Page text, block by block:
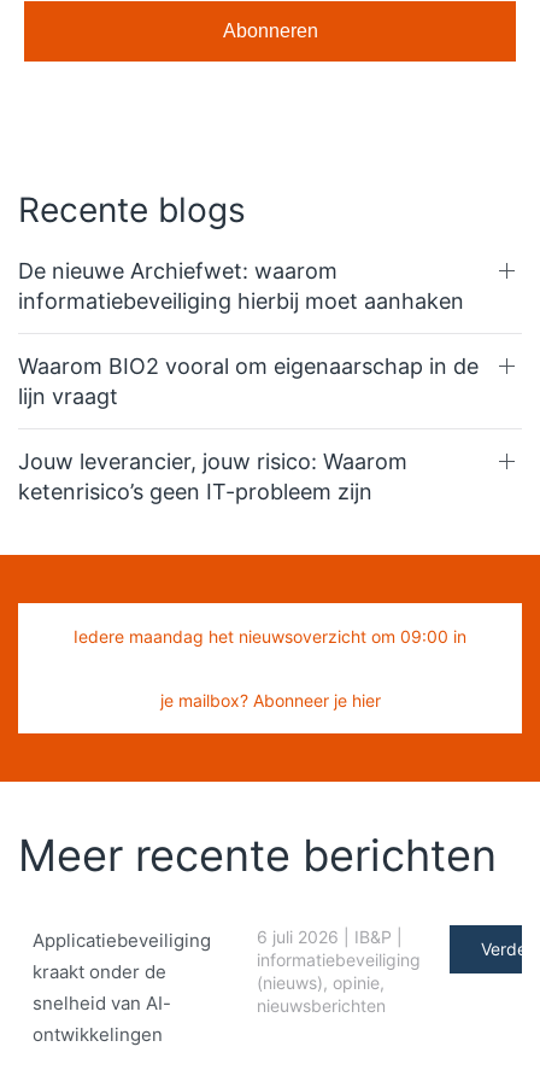
Recente blogs
De nieuwe Archiefwet: waarom
informatiebeveiliging hierbij moet aanhaken
Waarom BIO2 vooral om eigenaarschap in de
lijn vraagt
Jouw leverancier, jouw risico: Waarom
ketenrisico’s geen IT-probleem zijn
Iedere maandag het nieuwsoverzicht om 09:00 in
je mailbox? Abonneer je hier
Meer recente berichten
Applicatiebeveiliging
kraakt onder de
snelheid van AI-
ontwikkelingen
6 juli 2026 IB&P
informatiebeveiliging
(nieuws), opinie,
nieuwsberichten
Verder